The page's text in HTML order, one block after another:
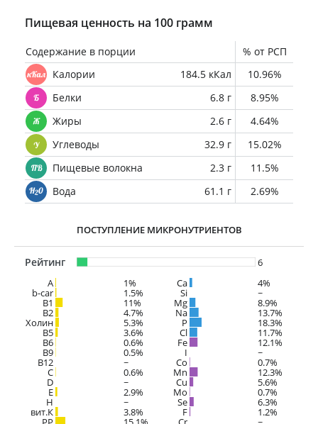
Пищевая ценность на 100 грамм
Содержание в порции
% от РСП
Калории
184.5 кКал
10.96%
Белки
6.8 г
8.95%
Жиры
2.6 г
4.64%
Углеводы
32.9 г
15.02%
Пищевые волокна
2.3 г
11.5%
Вода
61.1 г 2.69%
ПОСТУПЛЕНИЕ МИКРОНУТРИЕНТОВ
Рейтинг
6
A
1%
b-car 1.5%
В1 11%
B2 4.7%
Холин 5.3%
B5 3.6%
B6 0.6%
B9 0.5%
B12 ~
C 0.6%
D ~
E 2.9%
H ~
вит.К 3.8%
Ca 4%
Si ~
Mg 8.9%
Na 13.7%
P 18.3%
Cl 11.7%
Fe 12.1%
I ~
Co 0.7%
Mn 12.3%
Cu 5.6%
Mo 0.7%
Se 6.3%
F 1.2%